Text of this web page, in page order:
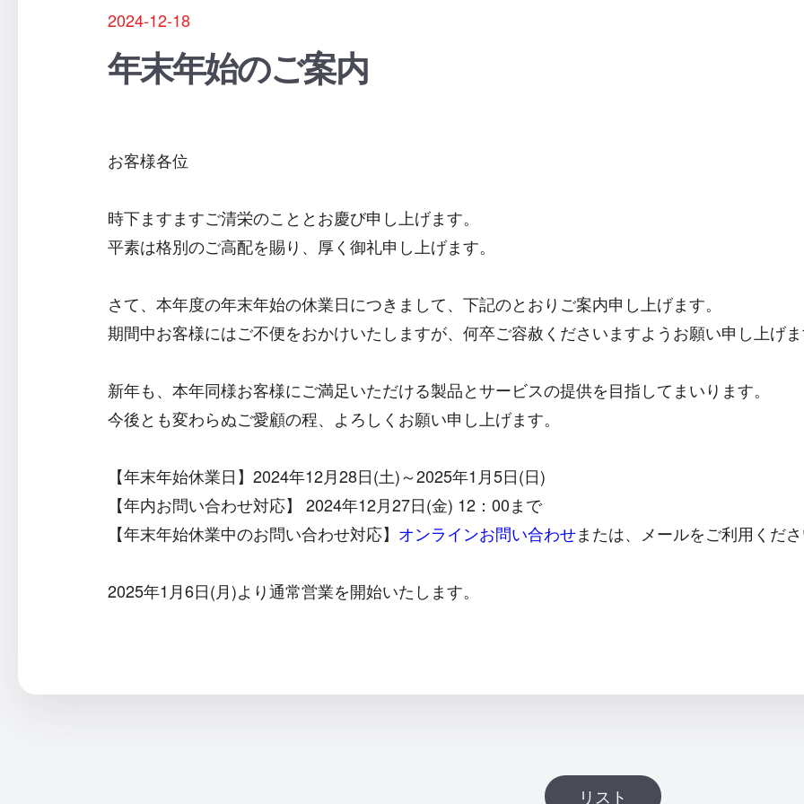
2024-12-18
年末年始のご案内
お客様各位
時下ますますご清栄のこととお慶び申し上げます。
平素は格別のご高配を賜り、厚く御礼申し上げます。
さて、本年度の年末年始の休業日につきまして、下記のとおりご案内申し上げます。
期間中お客様にはご不便をおかけいたしますが、何卒ご容赦くださいますようお願い申し上げ
新年も、本年同様お客様にご満足いただける製品とサービスの提供を目指してまいります。
今後とも変わらぬご愛顧の程、よろしくお願い申し上げます。
【年末年始休業日】2024年12月28日(土)～2025年1月5日(日)
【年内お問い合わせ対応】 2024年12月27日(金) 12：00まで
【年末年始休業中のお問い合わせ対応】 オンラインお問い合わせまたは、メールをご利用くだ
2025年1月6日(月)より通常営業を開始いたします。
リスト